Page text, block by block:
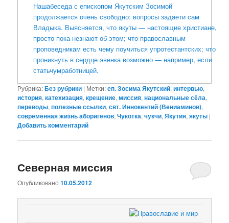
Нашабеседа с епископом Якутским Зосимой
продолжается очень свободно: вопросы задаети сам
Владыка. Выясняется, что якуты — настоящие христиане,
просто пока незнают об этом; что православным
проповедникам есть чему поучиться упротестантских; что
проникнуть в сердце эвенка возможно — например, если
статьчумработницей.
Рубрика:Без рубрики | Метки:еп. Зосима Якутский,интервью,
история,катехизация,крещение,миссия,национальные сёла,
переводы,полезные ссылки,свт. Иннокентий (Вениаминов),
современная жизнь аборигенов,Чукотка,чукчи,Якутия,якуты |
Добавить комментарий
Северная миссия
Опубликовано10.05.2012